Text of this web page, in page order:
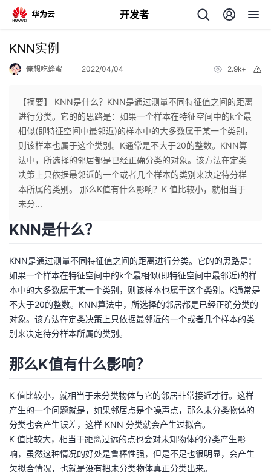
开发者
返
个
人
主
页
我
的
开
发
者
我
客
论
坛
的
圈
子
我
的
直
我
的
我
我
的
开
发
者
我
的
课
我
的
我
我
的
Programs
我
的
支
的
技
术
我
的
云
KNN实例
俺想吃蜂蜜 2022/04/04 2.9k+
【摘要】 KNN是什么？KNN是通过测量不同特征值之间的距离
进行分类。它的的思路是：如果一个样本在特征空间中的k个最
相似(即特征空间中最邻近)的样本中的大多数属于某一个类别，
则该样本也属于这个类别。K通常是不大于20的整数。KNN算
法中，所选择的邻居都是已经正确分类的对象。该方法在定类
决策上只依据最邻近的一个或者几个样本的类别来决定待分样
本所属的类别。 那么K值有什么影响？K 值比较小，就相当于
未分...
KNN是什么？
KNN是通过测量不同特征值之间的距离进行分类。它的的思路是：
如果一个样本在特征空间中的k个最相似(即特征空间中最邻近)的样
本中的大多数属于某一个类别，则该样本也属于这个类别。K通常是
不大于20的整数。KNN算法中，所选择的邻居都是已经正确分类的
对象。该方法在定类决策上只依据最邻近的一个或者几个样本的类
别来决定待分样本所属的类别。
那么K值有什么影响？
K 值比较小，就相当于未分类物体与它的邻居非常接近才行。这样
产生的一个问题就是，如果邻居点是个噪声点，那么未分类物体的
分类也会产生误差，这样 KNN 分类就会产生过拟合。
K 值比较大，相当于距离过远的点也会对未知物体的分类产生影
响，虽然这种情况的好处是鲁棒性强，但是不足也很明显，会产生
欠拟合情况，也就是没有把未分类物体真正分类出来。